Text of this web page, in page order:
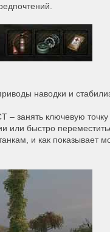
наводки и
занять ключевую точку
или быстро
и как показывает